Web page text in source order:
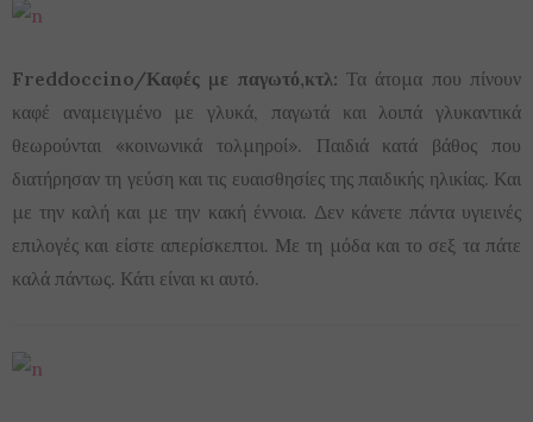
Freddoccino/Καφές με παγωτό,κτλ: Τα άτομα που πίνουν
καφέ αναμειγμένο με γλυκά, παγωτά και λοιπά γλυκαντικά
θεωρούνται «κοινωνικά τολμηροί». Παιδιά κατά βάθος που
διατήρησαν τη γεύση και τις ευαισθησίες της παιδικής ηλικίας. Και
με την καλή και με την κακή έννοια. Δεν κάνετε πάντα υγιεινές
επιλογές και είστε απερίσκεπτοι. Με τη μόδα και το σεξ τα πάτε
καλά πάντως. Κάτι είναι κι αυτό.